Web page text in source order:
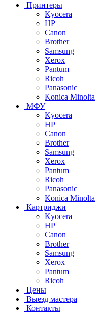
Принтеры
Kyocera
HP
Canon
Brother
Samsung
Xerox
Pantum
Ricoh
Panasonic
Konica Minolta
МФУ
Kyocera
HP
Canon
Brother
Samsung
Xerox
Pantum
Ricoh
Panasonic
Konica Minolta
Картриджи
Kyocera
HP
Canon
Brother
Samsung
Xerox
Pantum
Ricoh
Цены
Выезд мастера
Контакты